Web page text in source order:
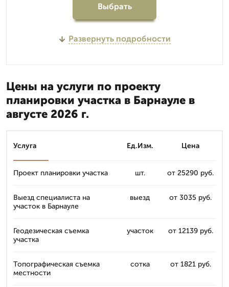
Выбрать
Развернуть подробности
Цены на услуги по проекту
планировки участка в Барнауле в
августе 2026 г.
Услуга Ед.Изм. Цена
Проект планировки участка шт. от 25290 руб.
Выезд специалиста на
участок в Барнауле
выезд от 3035 руб.
Геодезическая съемка
участка
участок от 12139 руб.
Топографическая съемка
местности
сотка от 1821 руб.